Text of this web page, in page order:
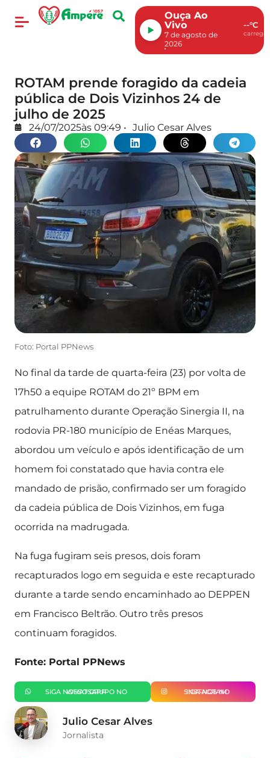
Ouça Ao
Vivo
7 de agosto de
2026
--°C
ROTAM prende foragido da cadeia
pública de Dois Vizinhos 24 de
julho de 2025
24/07/2025às 09:49 • Julio Cesar Alves
Foto: Portal PPNews
No final da tarde de quarta-feira (23) por volta de
17h50 a equipe ROTAM do 21º BPM em
patrulhamento durante Operação Sinergia II, na
rodovia PR-180 município de Enéas Marques,
abordou um veículo e após identificação de um
homem foi constatado que havia contra ele
mandado de prisão, confirmado ser um foragido
da cadeia pública de Dois Vizinhos, em fuga
ocorrida na madrugada.
Na fuga fugiram seis presos, dois foram
recapturados logo em seguida e este recapturado
durante a tarde sendo encaminhado ao DEPPEN
em Francisco Beltrão. Outro três presos
continuam foragidos.
Fonte: Portal PPNews
SIGA NOSSO GRUPO NO WHATSAPP SIGA-NOS NO INSTAGRAM
Julio Cesar Alves
Jornalista